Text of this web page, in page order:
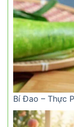
Bí Đao – Thực